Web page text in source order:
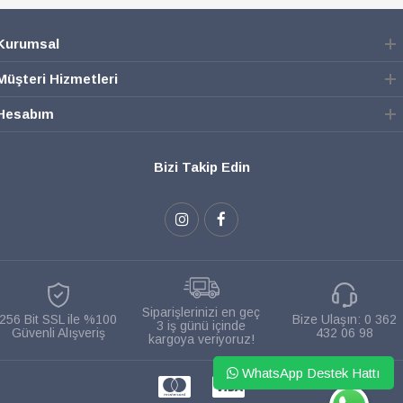
Hizmetleri
Bizi Takip Edin
256 Bit SSL ile %100
Güvenli Alışveriş
Siparişlerinizi en geç
3 iş günü içinde
kargoya veriyoruz!
Bize Ulaşın: 0 362
432 06 98
WHATSAPP
WhatsApp Destek Hattı